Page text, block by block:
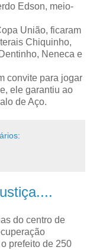
Edson, meio-
União, ficaram
Chiquinho,
Neneca e
convite para jogar
ele garantiu ao
de Aço.
do centro de
prefeito de 250